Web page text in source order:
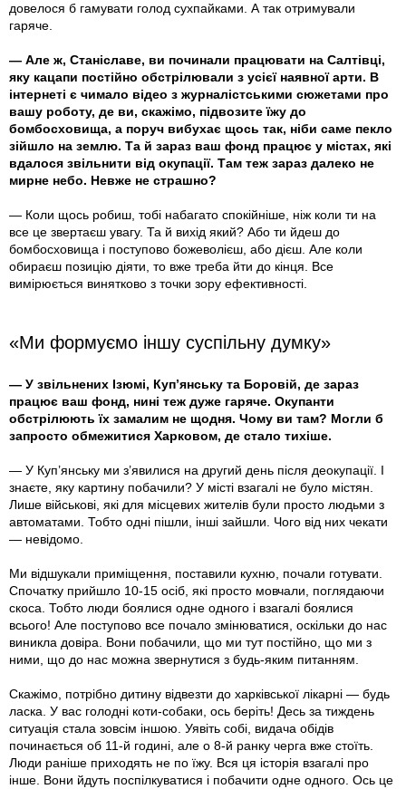
довелося б гамувати голод сухпайками. А так отримували
гаряче.
— Але ж, Станіславе, ви починали працювати на Салтівці,
яку кацапи постійно обстрілювали з усієї наявної арти. В
інтернеті є чимало відео з журналістськими сюжетами про
вашу роботу, де ви, скажімо, підвозите їжу до
бомбосховища, а поруч вибухає щось так, ніби саме пекло
зійшло на землю. Та й зараз ваш фонд працює у містах, які
вдалося звільнити від окупації. Там теж зараз далеко не
мирне небо. Невже не страшно?
— Коли щось робиш, тобі набагато спокійніше, ніж коли ти на
все це звертаєш увагу. Та й вихід який? Або ти йдеш до
бомбосховища і поступово божеволієш, або дієш. Але коли
обираєш позицію діяти, то вже треба йти до кінця. Все
вимірюється винятково з точки зору ефективності.
«Ми формуємо іншу суспільну думку»
— У звільнених Ізюмі, Куп’янську та Боровій, де зараз
працює ваш фонд, нині теж дуже гаряче. Окупанти
обстрілюють їх замалим не щодня. Чому ви там? Могли б
запросто обмежитися Харковом, де стало тихіше.
— У Куп’янську ми з’явилися на другий день після деокупації. І
знаєте, яку картину побачили? У місті взагалі не було містян.
Лише військові, які для місцевих жителів були просто людьми з
автоматами. Тобто одні пішли, інші зайшли. Чого від них чекати
— невідомо.
Ми відшукали приміщення, поставили кухню, почали готувати.
Спочатку прийшло 10-15 осіб, які просто мовчали, поглядаючи
скоса. Тобто люди боялися одне одного і взагалі боялися
всього! Але поступово все почало змінюватися, оскільки до нас
виникла довіра. Вони побачили, що ми тут постійно, що ми з
ними, що до нас можна звернутися з будь-яким питанням.
Скажімо, потрібно дитину відвезти до харківської лікарні — будь
ласка. У вас голодні коти-собаки, ось беріть! Десь за тиждень
ситуація стала зовсім іншою. Уявіть собі, видача обідів
починається об 11-й годині, але о 8-й ранку черга вже стоїть.
Люди раніше приходять не по їжу. Вся ця історія взагалі про
інше. Вони йдуть поспілкуватися і побачити одне одного. Ось це